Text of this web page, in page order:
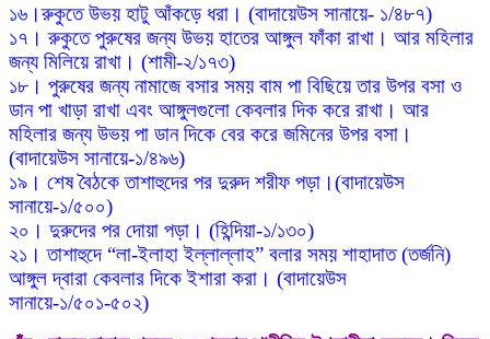
১৬।রুকুতে উভয় হাটু আঁকড়ে ধরা। (বাদায়েউস সানায়ে- ১/৪৮৭)
১৭। রুকুতে পুরুষের জন্য উভয় হাতের আঙ্গুল ফাঁকা রাখা। আর মহিলার
জন্য মিলিয়ে রাখা। (শামী-২/১৭৩)
১৮। পুরুষের জন্য নামাজে বসার সময় বাম পা বিছিয়ে তার উপর বসা ও
ডান পা খাড়া রাখা এবং আঙ্গুলগুলো কেবলার দিক করে রাখা। আর
মহিলার জন্য উভয় পা ডান দিকে বের করে জমিনের উপর বসা।
(বাদায়েউস সানায়ে-১/৪৯৬)
১৯। শেষ বৈঠকে তাশাহুদের পর দুরুদ শরীফ পড়া।(বাদায়েউস
সানায়ে-১/৫০০)
২০। দুরুদের পর দোয়া পড়া। (হিন্দিয়া-১/১৩০)
২১। তাশাহুদে “লা-ইলাহা ইল্লাল্লাহ” বলার সময় শাহাদাত (তর্জনি)
আঙ্গুল দ্বারা কেবলার দিকে ইশারা করা। (বাদায়েউস
সানায়ে-১/৫০১-৫০২)